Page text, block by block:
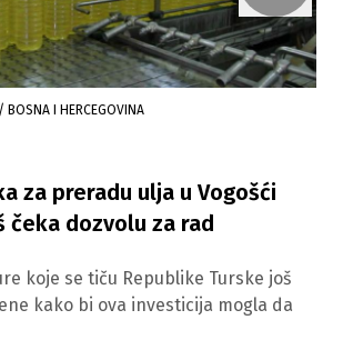
VIJESTI / BOSNA I HERCEGOVINA
za preradu ulja u Vogošći
čeka dozvolu za rad
koje se tiču Republike Turske još
kako bi ova investicija mogla da